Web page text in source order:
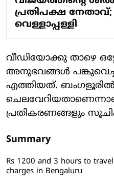
പ്രതിപക്ഷ
വെള്ളാപ്പള്ളി
വീഡിയോക്കു താഴെ
അനുഭവങ്ങള്‍
എത്തിയത്. ബംഗളൂരില്‍
പ്രതികരണങ്ങളും
Summary
Rs 1200 and 3 hours to
charges in Bengaluru